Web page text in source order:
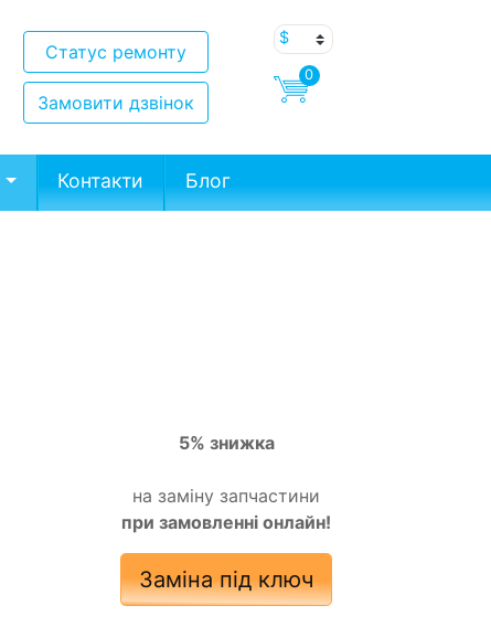
Статус ремонту
Замовити дзвінок
0
Контакти Блог
5% знижка
на заміну запчастини
при замовленні онлайн!
Заміна під ключ